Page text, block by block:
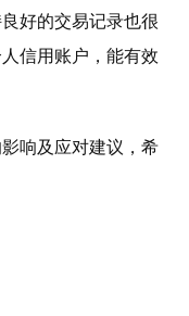
好的交易记录也很
信用账户，能有效
响及应对建议，希